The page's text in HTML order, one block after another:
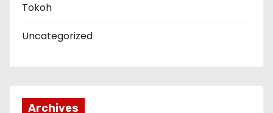
Tokoh
Uncategorized
Archives